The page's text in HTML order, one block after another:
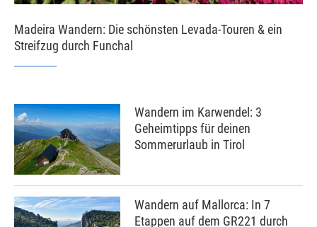
Madeira Wandern: Die schönsten Levada-Touren & ein
Streifzug durch Funchal
Wandern im Karwendel: 3
Geheimtipps für deinen
Sommerurlaub in Tirol
Wandern auf Mallorca: In 7
Etappen auf dem GR221 durch